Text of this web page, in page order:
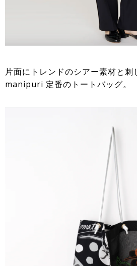
片面にトレンドのシアー素材と刺
manipuri 定番のトートバッグ。